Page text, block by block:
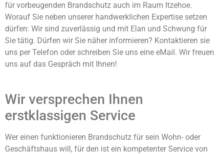
für vorbeugenden Brandschutz auch im Raum Itzehoe.
Worauf Sie neben unserer handwerklichen Expertise setzen
dürfen: Wir sind zuverlässig und mit Elan und Schwung für
Sie tätig. Dürfen wir Sie näher informieren? Kontaktieren sie
uns per Telefon oder schreiben Sie uns eine eMail. Wir freuen
uns auf das Gespräch mit Ihnen!
Wir versprechen Ihnen
erstklassigen Service
Wer einen funktionieren Brandschutz für sein Wohn- oder
Geschäftshaus will, für den ist ein kompetenter Service von